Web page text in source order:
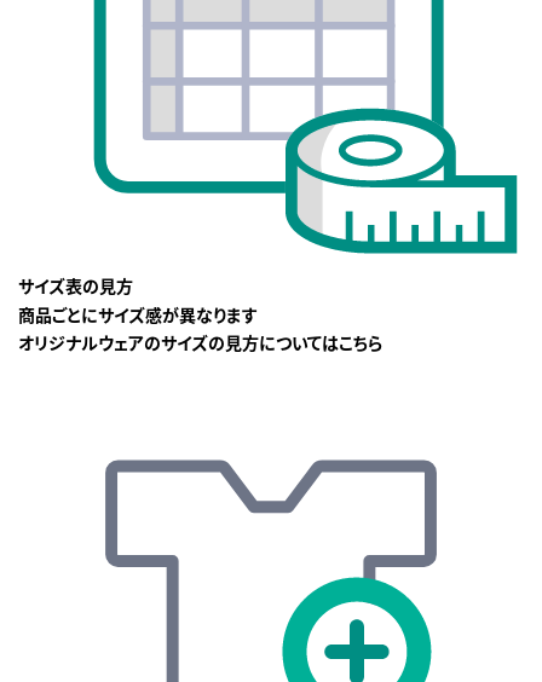
サイズ表の見方
商品ごとにサイズ感が異なります
オリジナルウェアのサイズの見方についてはこちら